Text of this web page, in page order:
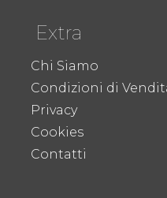
Extra
Chi Siamo
Condizioni di
Privacy
Cookies
Contatti